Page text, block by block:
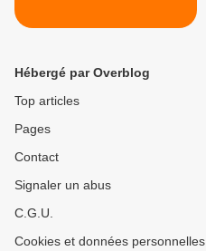
Hébergé par Overblog
Top articles
Pages
Contact
Signaler un abus
C.G.U.
Cookies et données personnelles